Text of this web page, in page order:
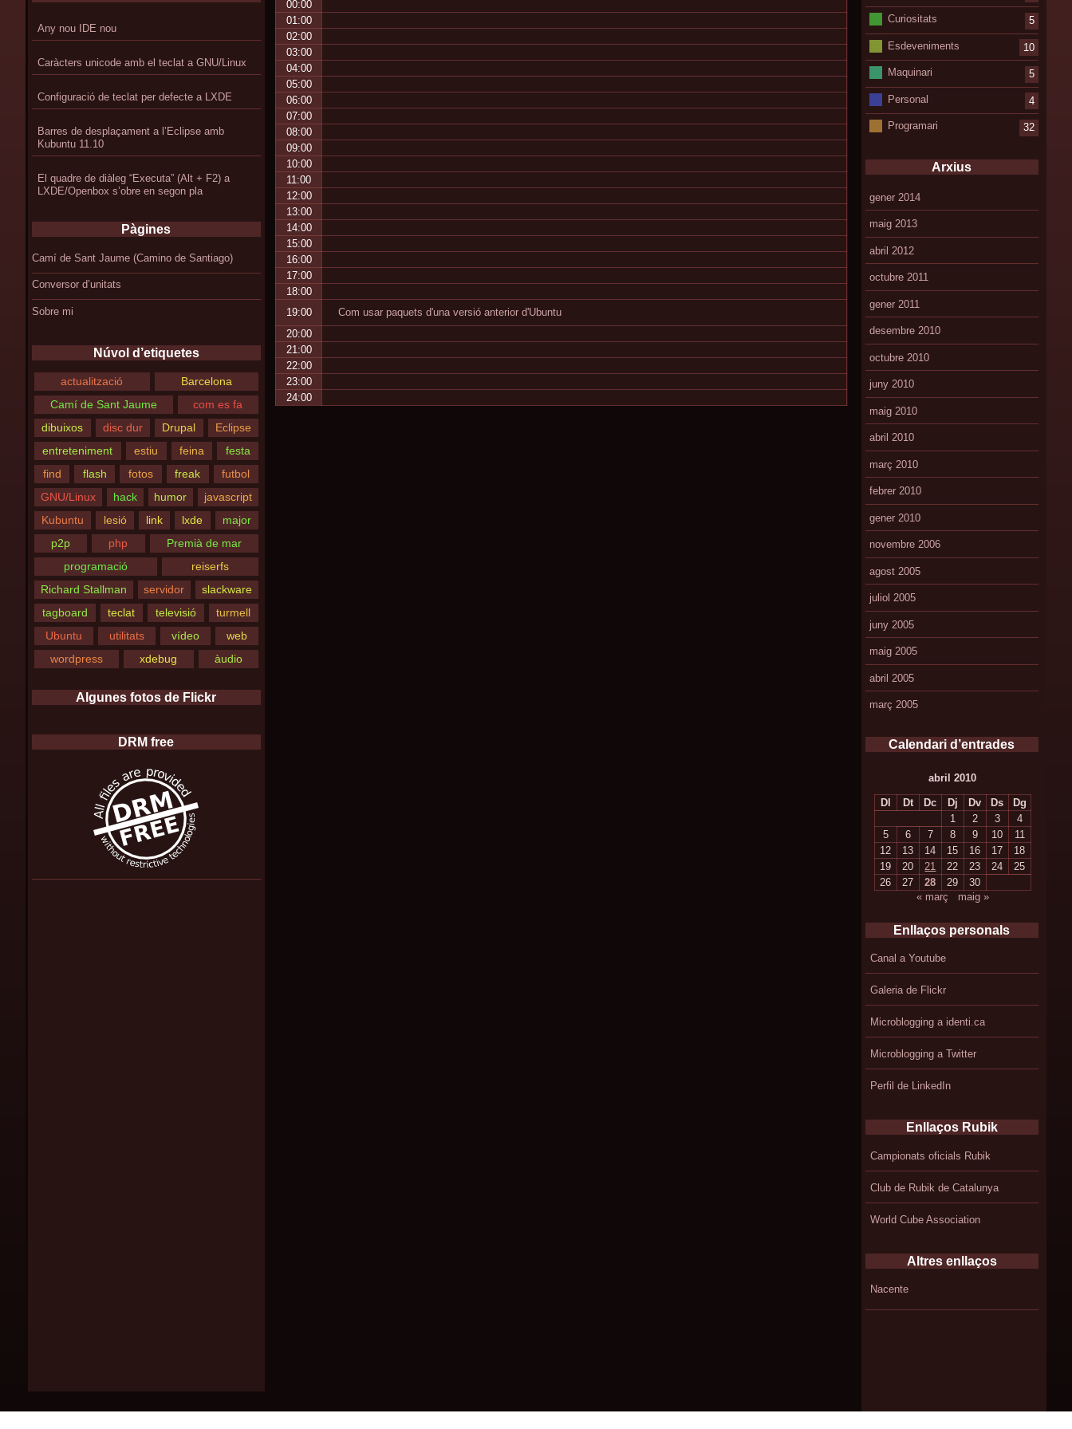
00:00
01:00
02:00
03:00
04:00
05:00
06:00
07:00
08:00
09:00
10:00
11:00
12:00
13:00
14:00
15:00
16:00
17:00
18:00
19:00
Com usar paquets d'una versió anterior d'Ubuntu
20:00
21:00
22:00
23:00
24:00
Curiositats 5
Esdeveniments 10
Maquinari 5
Personal 4
Programari 32
Arxius
gener 2014
maig 2013
abril 2012
octubre 2011
gener 2011
desembre 2010
octubre 2010
juny 2010
maig 2010
abril 2010
març 2010
febrer 2010
gener 2010
novembre 2006
agost 2005
juliol 2005
juny 2005
maig 2005
abril 2005
març 2005
Calendari d’entrades
abril 2010
Dl Dt Dc Dj Dv Ds
Dg
1
2 3
4
5
6 7 8 9 10
11
12
13 14 15 16 17
18
19
20 21 22 23 24
25
26
27 28 29
30
« març
maig »
Enllaços personals
Canal a Youtube
Galeria de Flickr
Microblogging a identi.ca
Microblogging a Twitter
Perfil de LinkedIn
Enllaços Rubik
Campionats oficials Rubik
Club de Rubik de Catalunya
World Cube Association
Altres enllaços
Nacente
Any nou IDE nou
Caràcters unicode amb el teclat a GNU/Linux
Configuració de teclat per defecte a LXDE
Barres de desplaçament a l’Eclipse amb
Kubuntu 11.10
El quadre de diàleg “Executa” (Alt + F2) a
LXDE/Openbox s’obre en segon pla
Pàgines
Camí de Sant Jaume (Camino de Santiago)
Conversor d’unitats
Sobre mi
Núvol d’etiquetes
actualització
Barcelona
Camí de Sant Jaume
com es fa
dibuixos
disc dur Drupal
Eclipse
entreteniment
estiu feina
festa
find
flash fotos freak
futbol
GNU/Linux
hack humor
javascript
Kubuntu
lesió link lxde
major
p2p
php
Premià de mar
programació
reiserfs
Richard Stallman
servidor
slackware
tagboard
teclat televisió
turmell
Ubuntu
utilitats vídeo
web
wordpress
xdebug àudio
Algunes fotos de Flickr
DRM free